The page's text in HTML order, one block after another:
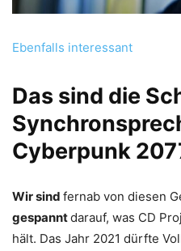
Ebenfalls interessant
Das sind die
Cyberpunk
Wir sind fernab von diesen
gespanntdarauf, was CD
hält. Das Jahr 2021 dürfte